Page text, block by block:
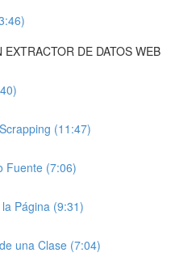
DE DATOS WEB
(11:47)
Fuente (7:06)
Página (9:31)
una Clase (7:04)